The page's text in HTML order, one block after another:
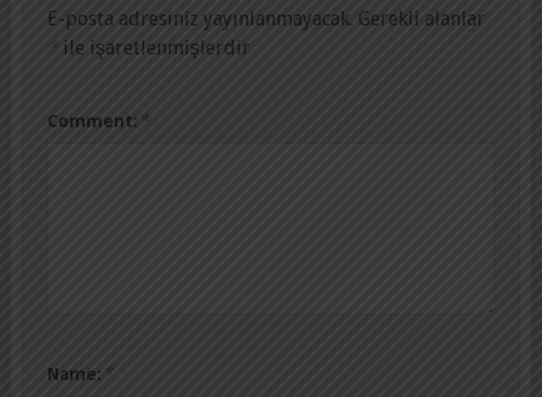
E-posta adresiniz yayınlanmayacak. Gerekli alanlar
* ile işaretlenmişlerdir
Comment: *
Name: *